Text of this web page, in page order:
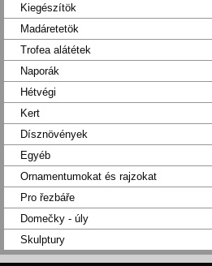
Kiegészítök
Madáretetök
Trofea alátétek
Naporák
Hétvégi
Kert
Dísznövények
Egyéb
Ornamentumokat és rajzokat
Pro řezbáře
Domečky - úly
Skulptury